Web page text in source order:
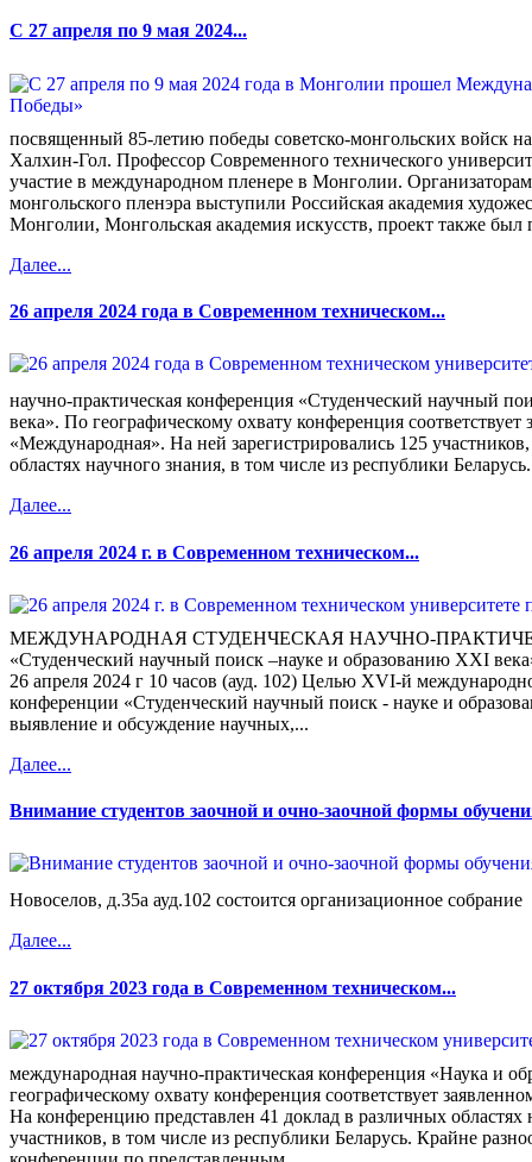
С 27 апреля по 9 мая 2024...
посвященный 85-летию победы советско-монгольских войск
Халхин-Гол. Профессор Современного технического
участие в международном пленере в Монголии.
монгольского пленэра выступили Российская академия
Монголии, Монгольская академия искусств, проект также был
Далее...
26 апреля 2024 года в Современном техническом...
научно-практическая конференция «Студенческий научный
века». По географическому охвату конференция соответствует
«Международная». На ней зарегистрировались 125
областях научного знания, в том числе из республики
Далее...
26 апреля 2024 г. в Современном техническом...
МЕЖДУНАРОДНАЯ СТУДЕНЧЕСКАЯ НАУЧНО-
«Студенческий научный поиск –науке и образованию XXI
26 апреля 2024 г 10 часов (ауд. 102) Целью XVI-й
конференции «Студенческий научный поиск - науке и
выявление и обсуждение научных,...
Далее...
Внимание студентов заочной и очно-заочной формы
Новоселов, д.35а ауд.102 состоится организационное собрание
Далее...
27 октября 2023 года в Современном техническом...
международная научно-практическая конференция «Наука и
географическому охвату конференция соответствует
На конференцию представлен 41 доклад в различных областях
участников, в том числе из республики Беларусь. Крайне